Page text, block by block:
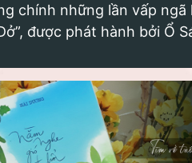
chính những lần vấp
được phát hành bởi Ổ